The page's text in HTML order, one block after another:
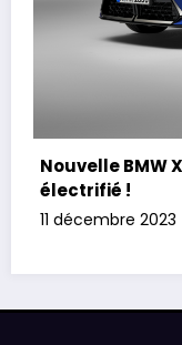
Nouvelle BMW
électrifié !
11 décembre 2023